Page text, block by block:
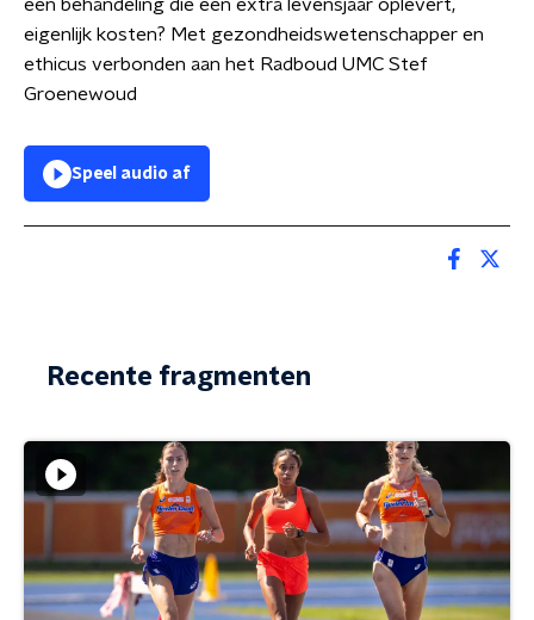
een behandeling die een extra levensjaar oplevert,
eigenlijk kosten? Met gezondheidswetenschapper en
ethicus verbonden aan het Radboud UMC Stef
Groenewoud
Speel audio af
Recente fragmenten